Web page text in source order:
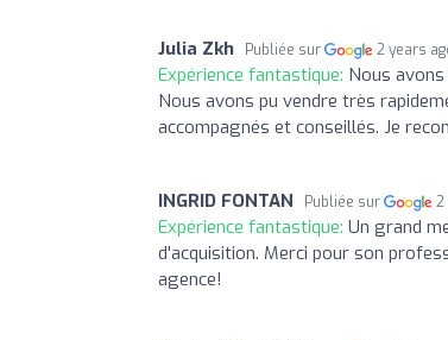
Julia Zkh Publiée sur 2 years
Expérience fantastique: Nous
Nous avons pu vendre très
accompagnés et conseillés. Je
INGRID FONTAN Publiée sur 2
Expérience fantastique: Un grand
d'acquisition. Merci pour son
agence!